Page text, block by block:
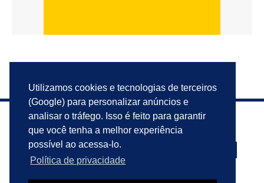
Utilizamos cookies e tecnologias de terceiros
(Google) para personalizar anúncios e
analisar o tráfego. Isso é feito para garantir
que você tenha a melhor experiência
possível ao acessa-lo.
Política de privacidade